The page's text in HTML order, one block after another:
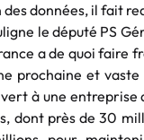
des données, il fait
le député PS
a de quoi faire
prochaine et
à une
dont près de 30